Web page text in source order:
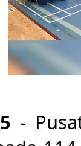
-